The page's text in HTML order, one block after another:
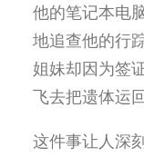
他的笔记本电
地追查他的行
姐妹却因为签
飞去把遗体运
这件事让人深